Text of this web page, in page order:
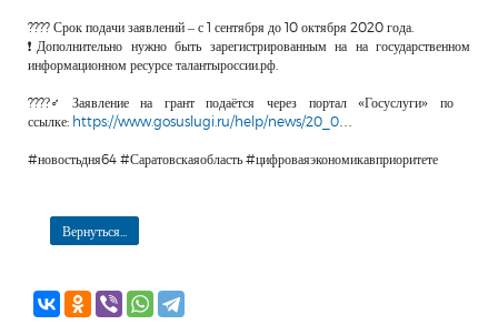
???? Срок подачи заявлений – с 1 сентября до 10 октября 2020 года.
❗Дополнительно нужно быть зарегистрированным на на государственном
информационном ресурсе талантыроссии.рф.
????‍♂ Заявление на грант подаётся через портал «Госуслуги» по
ссылке: https://www.gosuslugi.ru/help/news/20_0
#новостьдня64 #Саратовскаяобласть #цифроваяэкономикавприоритете
Вернуться...